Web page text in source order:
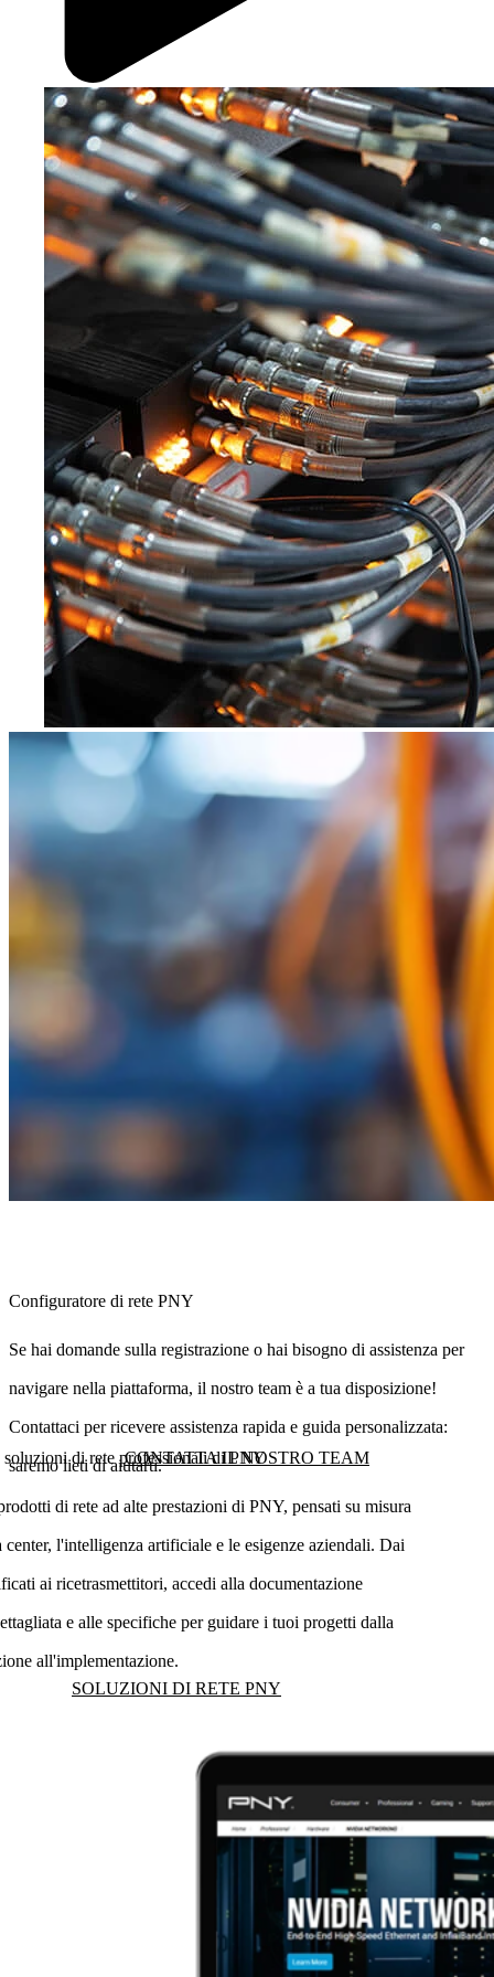
Configuratore di rete PNY
Se hai domande sulla registrazione o hai bisogno di assistenza per
navigare nella piattaforma, il nostro team è a tua disposizione!
Contattaci per ricevere assistenza rapida e guida personalizzata:
saremo lieti di aiutarti.CONTATTA IL NOSTRO TEAM
soluzioni di rete professionali di PNY
di rete ad alte prestazioni di PNY, pensati su misura
center, l'intelligenza artificiale e le esigenze aziendali. Dai
ai ricetrasmettitori, accedi alla documentazione
e alle specifiche per guidare i tuoi progetti dalla
all'implementazione.
SOLUZIONI DI RETE PNY